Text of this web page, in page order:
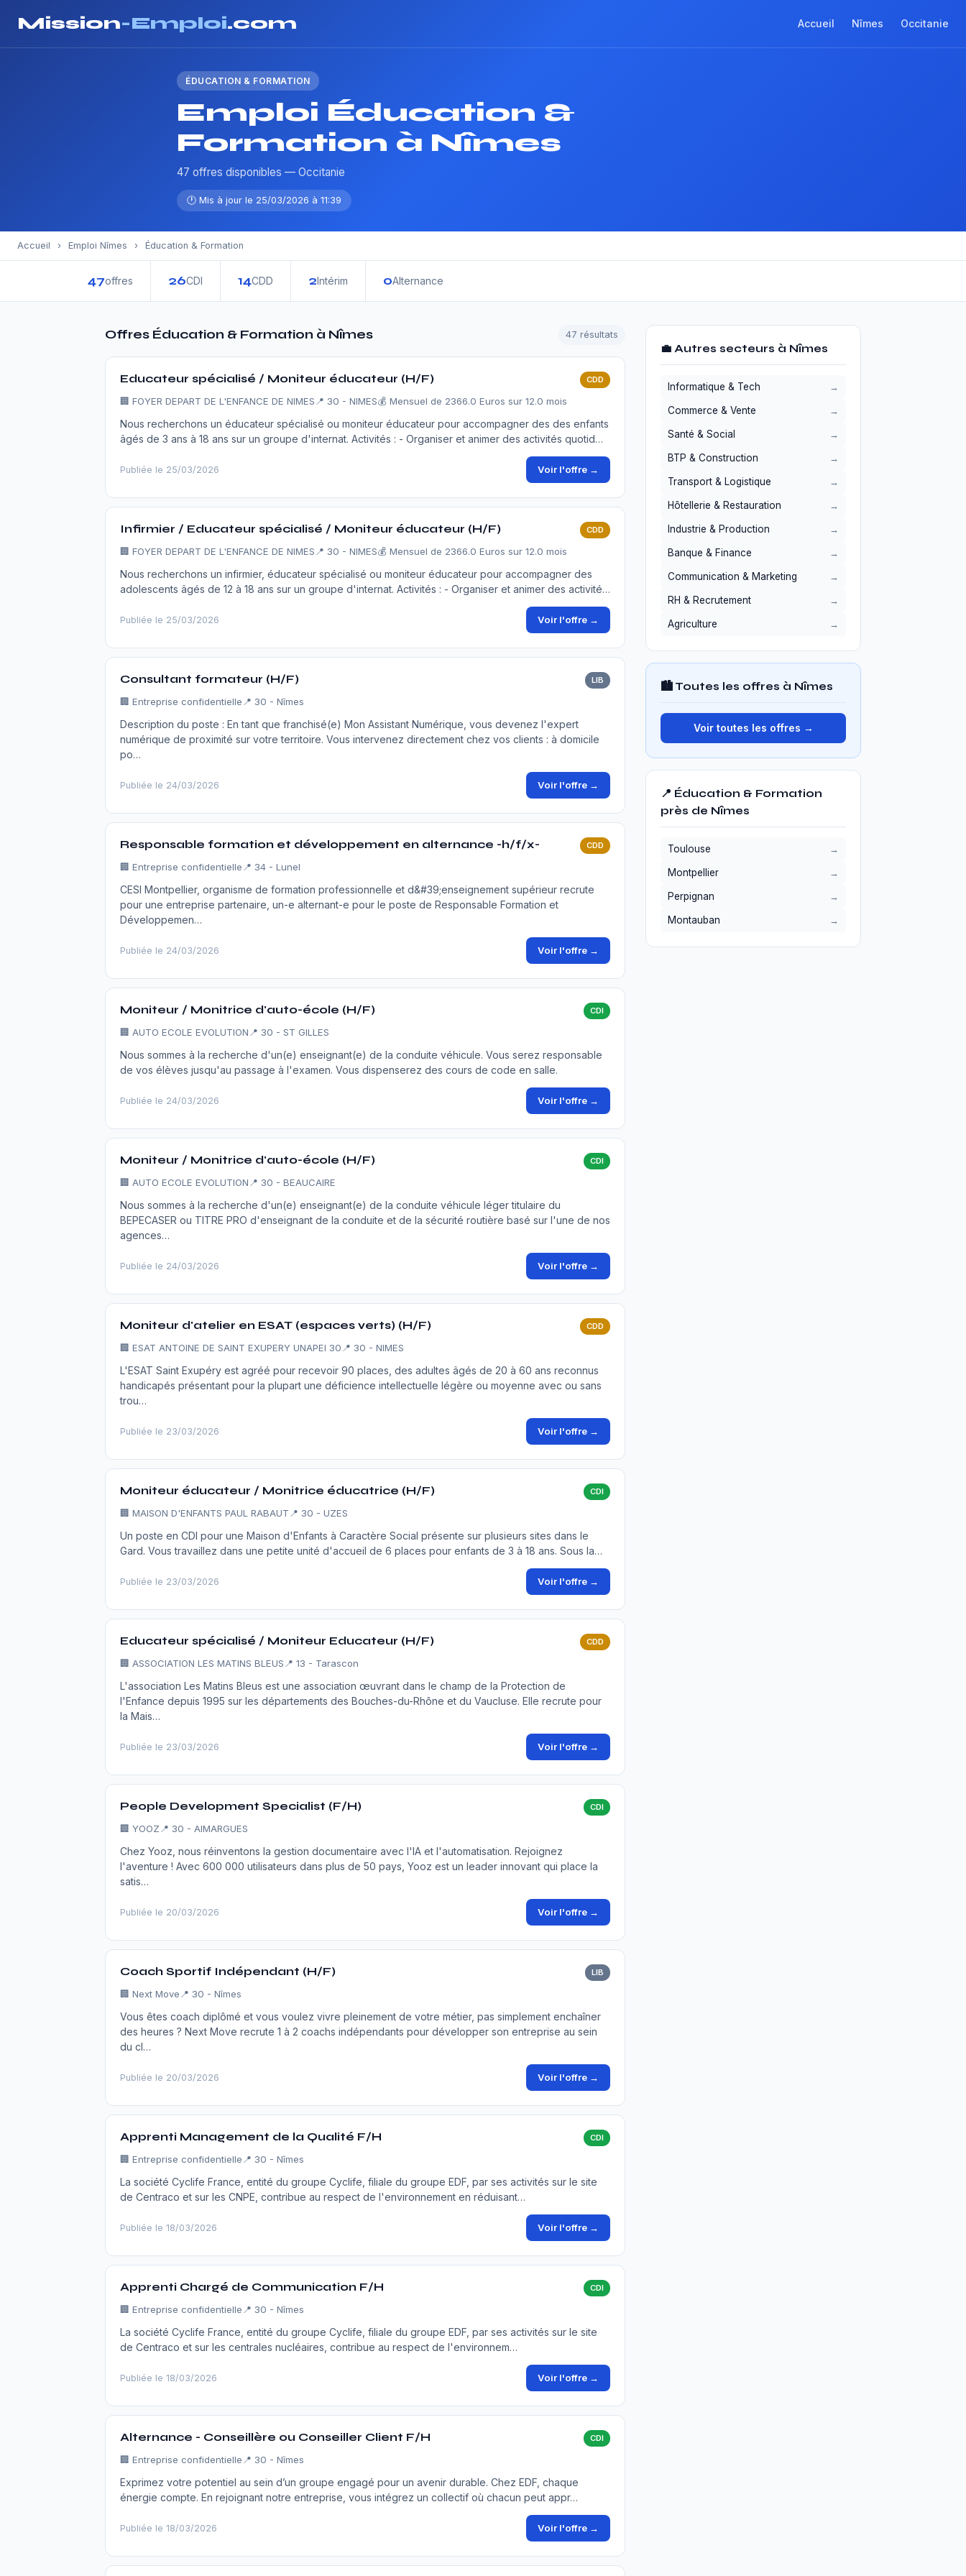
Mission-Emploi.com Accueil Nîmes Occitanie
ÉDUCATION & FORMATION
Emploi Éducation &
Formation à Nîmes
47 offres disponibles — Occitanie
🕐 Mis à jour le 25/03/2026 à 11:39
Accueil › Emploi Nîmes › Éducation & Formation
47offres 26CDI 14CDD 2Intérim 0Alternance
Offres Éducation & Formation à Nîmes 47 résultats
Educateur spécialisé / Moniteur éducateur (H/F) CDD
🏢 FOYER DEPART DE L'ENFANCE DE NIMES 📍 30 - NIMES💰 Mensuel de 2366.0 Euros sur 12.0 mois
Nous recherchons un éducateur spécialisé ou moniteur éducateur pour accompagner des des enfants
âgés de 3 ans à 18 ans sur un groupe d'internat. Activités : - Organiser et animer des activités quotid…
Publiée le 25/03/2026 Voir l'offre →
Infirmier / Educateur spécialisé / Moniteur éducateur (H/F) CDD
🏢 FOYER DEPART DE L'ENFANCE DE NIMES 📍 30 - NIMES💰 Mensuel de 2366.0 Euros sur 12.0 mois
Nous recherchons un infirmier, éducateur spécialisé ou moniteur éducateur pour accompagner des
adolescents âgés de 12 à 18 ans sur un groupe d'internat. Activités : - Organiser et animer des activité…
Publiée le 25/03/2026 Voir l'offre →
Consultant formateur (H/F) LIB
🏢 Entreprise confidentielle 📍 30 - Nîmes
Description du poste : En tant que franchisé(e) Mon Assistant Numérique, vous devenez l'expert
numérique de proximité sur votre territoire. Vous intervenez directement chez vos clients : à domicile
po…
Publiée le 24/03/2026 Voir l'offre →
Responsable formation et développement en alternance -h/f/x- CDD
🏢 Entreprise confidentielle 📍 34 - Lunel
CESI Montpellier, organisme de formation professionnelle et d&#39;enseignement supérieur recrute
pour une entreprise partenaire, un-e alternant-e pour le poste de Responsable Formation et
Développemen…
Publiée le 24/03/2026 Voir l'offre →
Moniteur / Monitrice d'auto-école (H/F) CDI
🏢 AUTO ECOLE EVOLUTION 📍 30 - ST GILLES
Nous sommes à la recherche d'un(e) enseignant(e) de la conduite véhicule. Vous serez responsable
de vos élèves jusqu'au passage à l'examen. Vous dispenserez des cours de code en salle.
Publiée le 24/03/2026 Voir l'offre →
Moniteur / Monitrice d'auto-école (H/F) CDI
🏢 AUTO ECOLE EVOLUTION 📍 30 - BEAUCAIRE
Nous sommes à la recherche d'un(e) enseignant(e) de la conduite véhicule léger titulaire du
BEPECASER ou TITRE PRO d'enseignant de la conduite et de la sécurité routière basé sur l'une de nos
agences…
Publiée le 24/03/2026 Voir l'offre →
Moniteur d'atelier en ESAT (espaces verts) (H/F) CDD
🏢 ESAT ANTOINE DE SAINT EXUPERY UNAPEI 30 📍 30 - NIMES
L'ESAT Saint Exupéry est agréé pour recevoir 90 places, des adultes âgés de 20 à 60 ans reconnus
handicapés présentant pour la plupart une déficience intellectuelle légère ou moyenne avec ou sans
trou…
Publiée le 23/03/2026 Voir l'offre →
Moniteur éducateur / Monitrice éducatrice (H/F) CDI
🏢 MAISON D'ENFANTS PAUL RABAUT 📍 30 - UZES
Un poste en CDI pour une Maison d'Enfants à Caractère Social présente sur plusieurs sites dans le
Gard. Vous travaillez dans une petite unité d'accueil de 6 places pour enfants de 3 à 18 ans. Sous la…
Publiée le 23/03/2026 Voir l'offre →
Educateur spécialisé / Moniteur Educateur (H/F) CDD
🏢 ASSOCIATION LES MATINS BLEUS 📍 13 - Tarascon
L'association Les Matins Bleus est une association œuvrant dans le champ de la Protection de
l'Enfance depuis 1995 sur les départements des Bouches-du-Rhône et du Vaucluse. Elle recrute pour
la Mais…
Publiée le 23/03/2026 Voir l'offre →
People Development Specialist (F/H) CDI
🏢 YOOZ 📍 30 - AIMARGUES
Chez Yooz, nous réinventons la gestion documentaire avec l'IA et l'automatisation. Rejoignez
l'aventure ! Avec 600 000 utilisateurs dans plus de 50 pays, Yooz est un leader innovant qui place la
satis…
Publiée le 20/03/2026 Voir l'offre →
Coach Sportif Indépendant (H/F) LIB
🏢 Next Move 📍 30 - Nîmes
Vous êtes coach diplômé et vous voulez vivre pleinement de votre métier, pas simplement enchaîner
des heures ? Next Move recrute 1 à 2 coachs indépendants pour développer son entreprise au sein
du cl…
Publiée le 20/03/2026 Voir l'offre →
Apprenti Management de la Qualité F/H CDI
🏢 Entreprise confidentielle 📍 30 - Nîmes
La société Cyclife France, entité du groupe Cyclife, filiale du groupe EDF, par ses activités sur le site
de Centraco et sur les CNPE, contribue au respect de l'environnement en réduisant…
Publiée le 18/03/2026 Voir l'offre →
Apprenti Chargé de Communication F/H CDI
🏢 Entreprise confidentielle 📍 30 - Nîmes
La société Cyclife France, entité du groupe Cyclife, filiale du groupe EDF, par ses activités sur le site
de Centraco et sur les centrales nucléaires, contribue au respect de l'environnem…
Publiée le 18/03/2026 Voir l'offre →
Alternance - Conseillère ou Conseiller Client F/H CDI
🏢 Entreprise confidentielle 📍 30 - Nîmes
Exprimez votre potentiel au sein d’un groupe engagé pour un avenir durable. Chez EDF, chaque
énergie compte. En rejoignant notre entreprise, vous intégrez un collectif où chacun peut appr…
Publiée le 18/03/2026 Voir l'offre →
💼 Autres secteurs à Nîmes
Informatique & Tech
Commerce & Vente
Santé & Social
BTP & Construction
Transport & Logistique
Hôtellerie & Restauration
Industrie & Production
Banque & Finance
Communication & Marketing
RH & Recrutement
Agriculture
🏙️ Toutes les offres à Nîmes
Voir toutes les offres →
📍 Éducation & Formation
près de Nîmes
Toulouse
Montpellier
Perpignan
Montauban